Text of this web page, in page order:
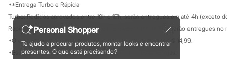
Novidades
Cabelos
Condicionador
Escovas e Pentes
Finalizadores
Shampoo
Personal Shopper
Te ajudo a procurar produtos, montar looks e encontrar
presentes. O que está precisando?
Formas de pagamento
**Entrega Turbo e Rápida
Turbo: Pedidos aprovados entre 10h e 17h, serão entregues em até 4h (exceto
Rápida: Pedidos com os pagamentos aprovados até as 10h, serão entregues
*O valor do frete para o turbo é R$ 24,99 e para a rápida é R$ 14,99.
*Essa condição ainda não estará disponível em todas as lojas.